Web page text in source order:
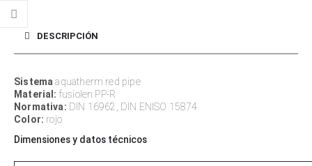
DESCRIPCIÓN
Sistema aquatherm red pipe
Material: fusiolen PP-R
Normativa: DIN 16962, DIN ENISO 15874
Color: rojo
Dimensiones y datos técnicos